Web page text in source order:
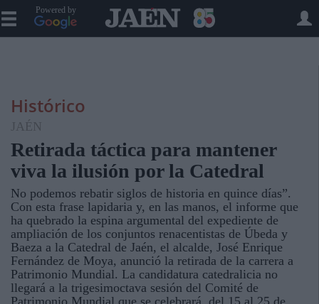
Powered by
Histórico
JAÉN
Retirada táctica para mantener
viva la ilusión por la Catedral
No podemos rebatir siglos de historia en quince días”.
Con esta frase lapidaria y, en las manos, el informe que
ha quebrado la espina argumental del expediente de
ampliación de los conjuntos renacentistas de Úbeda y
Baeza a la Catedral de Jaén, el alcalde, José Enrique
Fernández de Moya, anunció la retirada de la carrera a
Patrimonio Mundial. La candidatura catedralicia no
llegará a la trigesimoctava sesión del Comité de
Patrimonio Mundial que se celebrará, del 15 al 25 de